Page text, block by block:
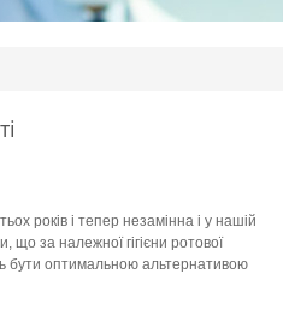
років і тепер незамінна і у нашій
що за належної гігієни ротової
бути оптимальною альтернативою